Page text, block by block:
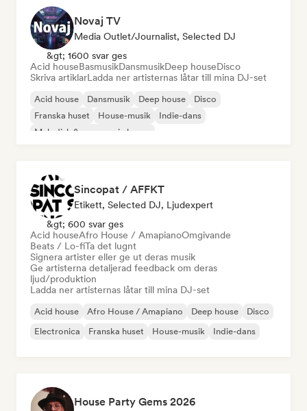
Novaj TV
Media Outlet/Journalist, Selected DJ
&gt; 1600 svar ges
Acid houseBasmusikDansmusikDeep houseDisco
Skriva artiklarLadda ner artisternas låtar till mina DJ-set
Acid house Dansmusik Deep house
Disco
Franska huset
House-musik
Indie-dans
Melodisk & progressiv house
Sincopat / AFFKT
Etikett, Selected DJ, Ljudexpert
&gt; 600 svar ges
Acid houseAfro House / AmapianoOmgivande
Beats / Lo-fiTa det lugnt
Signera artister eller ge ut deras musik
Ge artisterna detaljerad feedback om deras
ljud/produktion
Ladda ner artisternas låtar till mina DJ-set
Acid house Afro House / Amapiano Deep house
Disco
Electronica
Franska huset House-musik Indie-dans
House Party Gems 2026